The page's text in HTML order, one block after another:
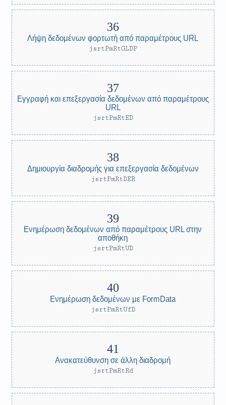
Λήψη δεδομένων φορτωτή από παραμέτρους URL
jsrtPmRtGLDP
Εγγραφή και επεξεργασία δεδομένων από παραμέτρους
URL
jsrtPmRtED
Δημιουργία διαδρομής για επεξεργασία δεδομένων
jsrtPmRtDER
Ενημέρωση δεδομένων από παραμέτρους URL στην
αποθήκη
jsrtPmRtUD
Ενημέρωση δεδομένων με FormData
jsrtPmRtUfD
Ανακατεύθυνση σε άλλη διαδρομή
jsrtPmRtRd